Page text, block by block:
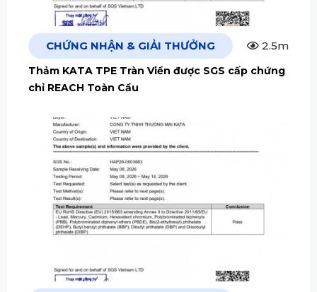
CHỨNG NHẬN & GIẢI THƯỞNG 2.5m
Thảm KATA TPE Tràn Viền được SGS cấp chứng
chỉ REACH Toàn Cầu